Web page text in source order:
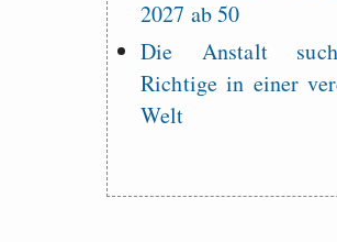
2027 ab 50
Die Anstalt
Richtige in einer
Welt